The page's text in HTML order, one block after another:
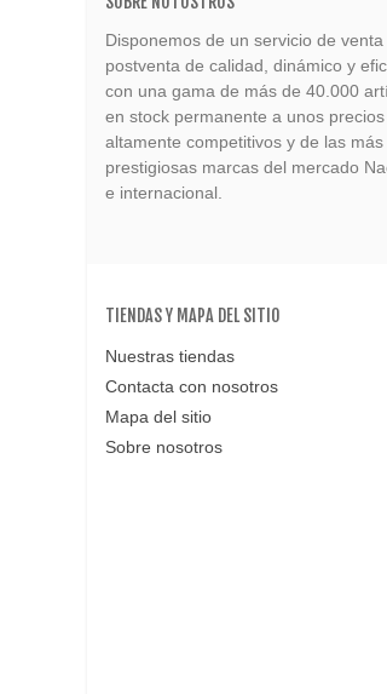
Disponemos de un servicio de venta
postventa de calidad, dinámico y
con una gama de más de 40.000
en stock permanente a unos precios
altamente competitivos y de las más
prestigiosas marcas del mercado
e internacional.
TIENDAS Y MAPA DEL SITIO
Nuestras tiendas
Contacta con nosotros
Mapa del sitio
Sobre nosotros